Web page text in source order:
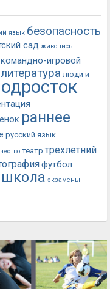
язык безопасность
сад живопись
командно-игровой
литература люди и
раннее
русский язык
театр трехлетний
футбол
школа экзамены